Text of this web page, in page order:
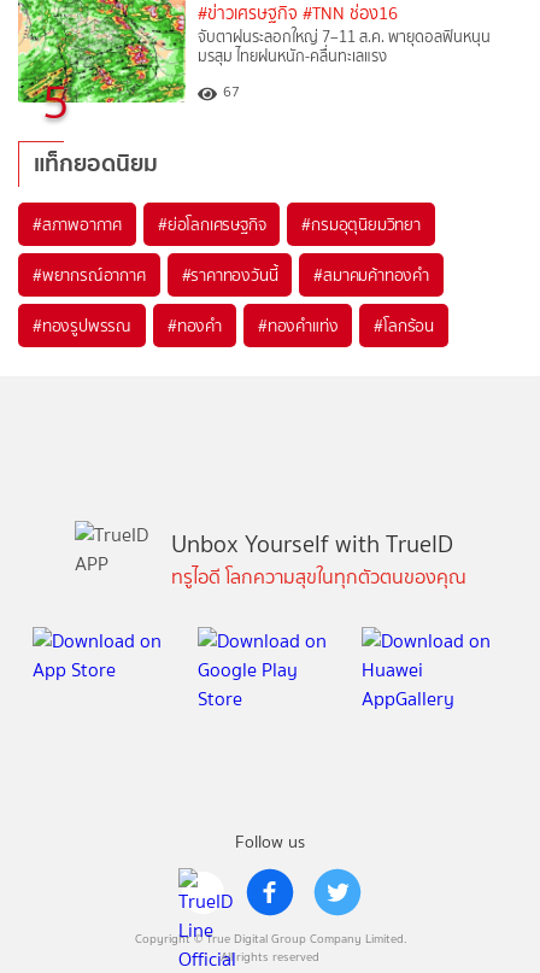
5
#ข่าวเศรษฐกิจ #TNN ช่อง16
จับตาฝนระลอกใหญ่ 7–11 ส.ค. พายุดอลฟินหนุน
มรสุม ไทยฝนหนัก-คลื่นทะเลแรง
67
แท็กยอดนิยม
#สภาพอากาศ #ย่อโลกเศรษฐกิจ #กรมอุตุนิยมวิทยา
#พยากรณ์อากาศ #ราคาทองวันนี้ #สมาคมค้าทองคำ
#ทองรูปพรรณ #ทองคำ #ทองคำแท่ง #โลกร้อน
Follow us
Copyright © True Digital Group Company Limited.
All rights reserved
Unbox Yourself with TrueID
ทรูไอดี โลกความสุขในทุกตัวตนของคุณ